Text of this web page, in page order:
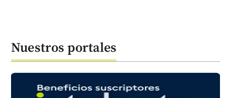
Nuestros portales